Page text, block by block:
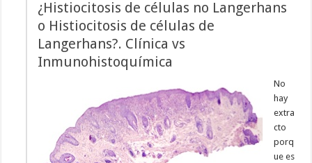
¿Histiocitosis de células no Langerhans
o Histiocitosis de células de
Langerhans?. Clínica vs
Inmunohistoquímica
No
hay
extra
cto
porq
ue es